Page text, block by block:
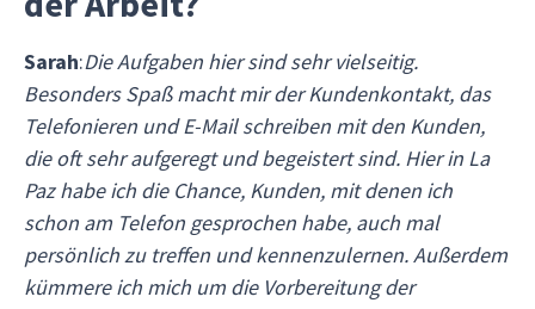
Sarah:Die Aufgaben hier sind sehr vielseitig.
Besonders Spaß macht mir der Kundenkontakt, das
Telefonieren und E-Mail schreiben mit den Kunden,
die oft sehr aufgeregt und begeistert sind. Hier in La
Paz habe ich die Chance, Kunden, mit denen ich
schon am Telefon gesprochen habe, auch mal
persönlich zu treffen und kennenzulernen. Außerdem
kümmere ich mich um die Vorbereitung der